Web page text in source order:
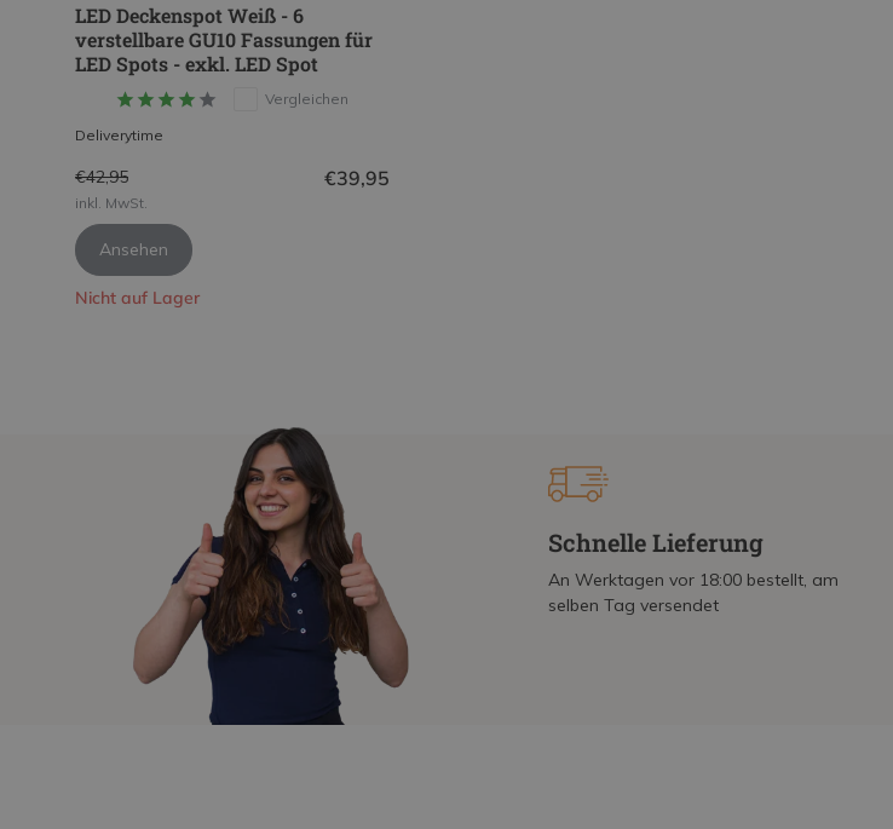
LED Deckenspot Weiß - 6
verstellbare GU10 Fassungen für
LED Spots - exkl. LED Spot
Vergleichen
Deliverytime
€42,95 €39,95
inkl. MwSt.
Ansehen
Nicht auf Lager
Schnelle Lieferung
An Werktagen vor 18:00 bestellt, am
selben Tag versendet